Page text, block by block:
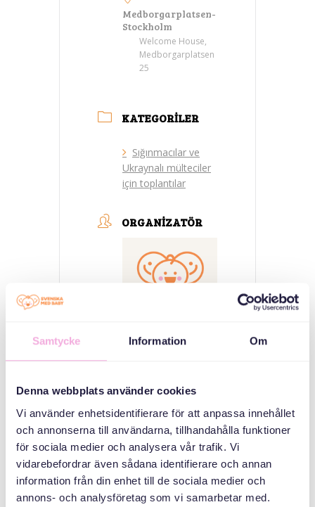
Samtycke Information Om
Denna webbplats använder cookies
Vi använder enhetsidentifierare för att anpassa innehållet
och annonserna till användarna, tillhandahålla funktioner
för sociala medier och analysera vår trafik. Vi
vidarebefordrar även sådana identifierare och annan
information från din enhet till de sociala medier och
annons- och analysföretag som vi samarbetar med.
Medborgarplatsen-
Stockholm
Welcome House,
Medborgarplatsen
25
KATEGORILER
Sığınmacılar ve
Ukraynalı mülteciler
için toplantılar
ORGANIZATÖR
E-Posta
ORTAK
ORGANIZATÖRLER